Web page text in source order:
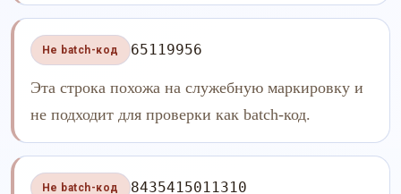
Не batch-код 65119956
Эта строка похожа на служебную маркировку и
не подходит для проверки как batch-код.
Не batch-код 8435415011310